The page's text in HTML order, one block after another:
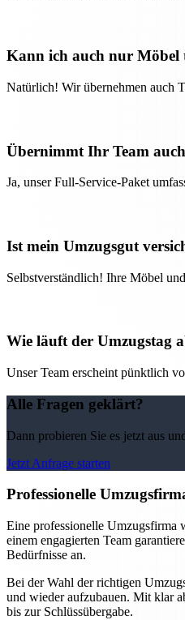
Kann ich auch nur Möbel
Natürlich! Wir übernehmen auch
Übernimmt Ihr Team
Ja, unser Full-Service-Paket
Ist mein Umzugsgut
Selbstverständlich! Ihre Möbel
Wie läuft der Umzugstag
Unser Team erscheint pünktlich
Alle Fragen geklärt?
Dann probieren Sie es jetzt aus
Jetzt Anfrage starten
Professionelle
Eine professionelle Umzugsfirma
einem engagierten Team
Bedürfnisse an.
Bei der Wahl der richtigen
und wieder aufzubauen. Mit klar
bis zur Schlüssübergabe.